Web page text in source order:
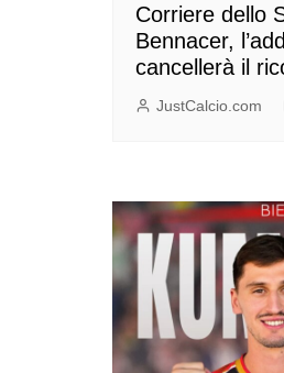
Corriere dello
Bennacer,
cancellerà il
JustCalcio.com